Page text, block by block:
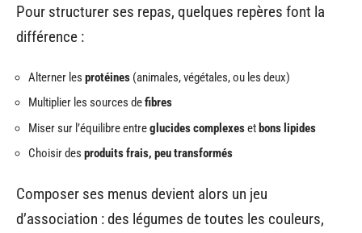
Pour structurer ses repas, quelques repères font la
différence :
Alterner les protéines (animales, végétales, ou les deux)
Multiplier les sources defibres
Miser sur l’équilibre entreglucides complexeset bons lipides
Choisir des produits frais, peu transformés
Composer ses menus devient alors un jeu
d’association : des légumes de toutes les couleurs,